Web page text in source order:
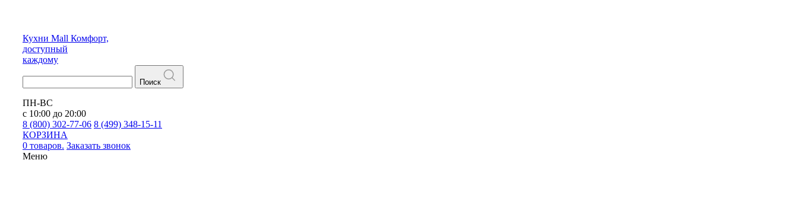
Кухни Mall Комфорт,
доступный
каждому
Поиск
ПН-ВС
с 10:00 до 20:00
8 (800) 302-77-06 8 (499) 348-15-11
КОРЗИНА
0 товаров. Заказать звонок
Меню